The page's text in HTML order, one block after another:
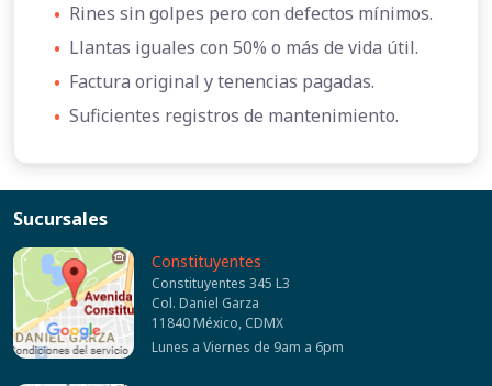
• Rines sin golpes pero con defectos mínimos.
• Llantas iguales con 50% o más de vida útil.
• Factura original y tenencias pagadas.
• Suficientes registros de mantenimiento.
Sucursales
Constituyentes
Constituyentes 345 L3
Col. Daniel Garza
11840 México, CDMX
Lunes a Viernes de 9am a 6pm